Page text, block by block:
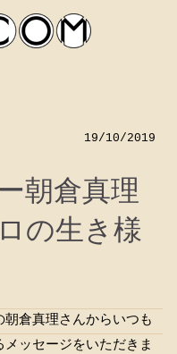
19/10/2019
朝倉真理
の生き様
倉真理さんからいつも
ッセージをいただきま